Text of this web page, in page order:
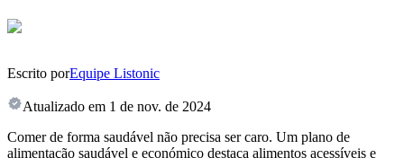
Escrito porEquipe Listonic
Atualizado em 1 de nov. de 2024
Comer de forma saudável não precisa ser caro. Um plano de
alimentação saudável e económico destaca alimentos acessíveis e